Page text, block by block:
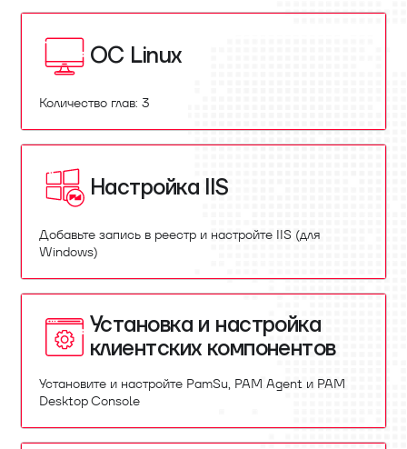
ОС Linux
Количество глав: 3
Настройка IIS
Добавьте запись в реестр и настройте IIS (для
Windows)
Установка и настройка
клиентских компонентов
Установите и настройте PamSu, PAM Agent и PAM
Desktop Console